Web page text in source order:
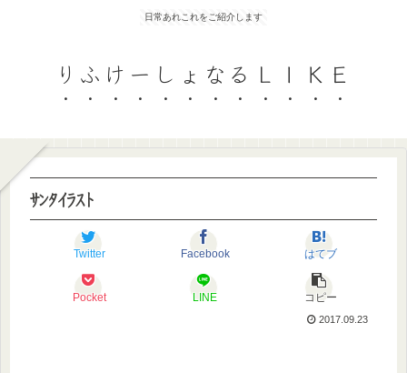
日常あれこれをご紹介します
りふけーしょなるＬＩＫＥ
ｻﾝﾀｲﾗｽﾄ
Twitter Facebook はてブ
Pocket LINE コピー
2017.09.23